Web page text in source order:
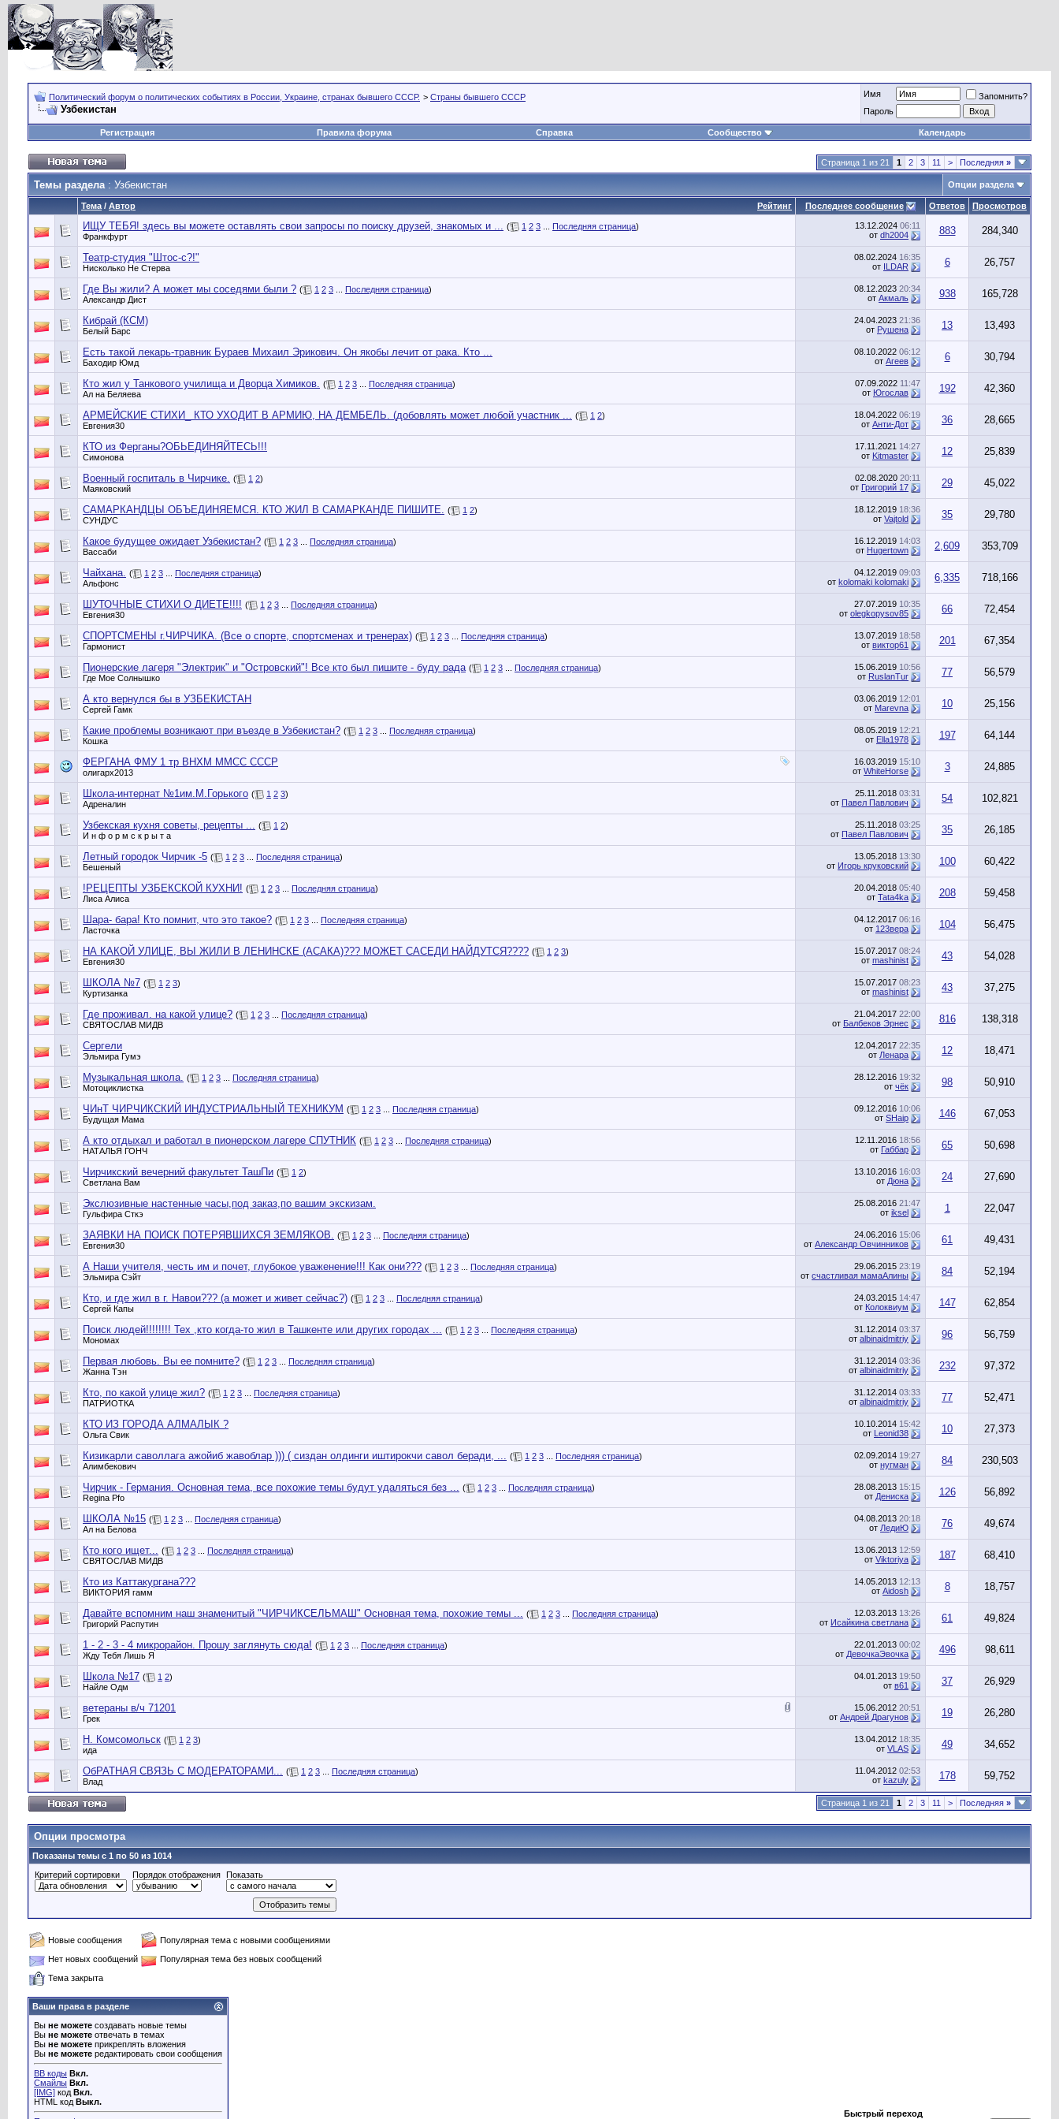
Политический форум о политических событиях в России, Украине, странах бывшего СССР. > Страны бывшего СССР
Узбекистан
Имя
Запомнить?
Пароль
Регистрация Правила форума Справка Сообщество Календарь
Страница 1 из 21 1 2 3 11 > Последняя »
Темы раздела: Узбекистан Опции раздела
Рейтинг
Тема / Автор Последнее сообщение Ответов Просмотров
ИЩУ ТЕБЯ! здесь вы можете оставлять свои запросы по поиску друзей, знакомых и ... ( 1 2 3 Последняя страница)
Франкфурт
13.12.2024 06:11
от dh2004 883 284,340
Театр-студия "Штос-с?!"
Нисколько Не Стерва
08.02.2024 16:35
от ILDAR 6 26,757
Где Вы жили? А может мы соседями были ? ( 1 2 3 Последняя страница)
Александр Дист
08.12.2023 20:34
от Акмаль 938 165,728
Кибрай (КСМ)
Белый Барс
24.04.2023 21:36
от Рушена 13 13,493
Есть такой лекарь-травник Бураев Михаил Эрикович. Он якобы лечит от рака. Кто ...
Баходир Юмд
08.10.2022 06:12
от Агеев 6 30,794
Кто жил у Танкового училища и Дворца Химиков. ( 1 2 3 Последняя страница)
Ал на Беляева
07.09.2022 11:47
от Югослав 192 42,360
АРМЕЙСКИЕ СТИХИ_ КТО УХОДИТ В АРМИЮ, НА ДЕМБЕЛЬ. (добовлять может любой участник ... ( 1 2)
Евгения30
18.04.2022 06:19
от Анти-Дот 36 28,665
КТО из Ферганы?ОБЬЕДИНЯЙТЕСЬ!!!
Симонова
17.11.2021 14:27
от Kitmaster 12 25,839
Военный госпиталь в Чирчике. ( 1 2)
Маяковский
02.08.2020 20:11
от Григорий 17 29 45,022
САМАРКАНДЦЫ ОБЪЕДИНЯЕМСЯ. КТО ЖИЛ В САМАРКАНДЕ ПИШИТЕ. ( 1 2)
СУНДУС
18.12.2019 18:36
от Vajtold 35 29,780
Какое будущее ожидает Узбекистан? ( 1 2 3 Последняя страница)
Вассаби
16.12.2019 14:03
от Hugertown 2,609 353,709
Чайхана. ( 1 2 3 Последняя страница)
Альфонс
04.12.2019 09:03
от kolomaki kolomaki 6,335 718,166
ШУТОЧНЫЕ СТИХИ О ДИЕТЕ!!!! ( 1 2 3 Последняя страница)
Евгения30
27.07.2019 10:35
от olegkopysov85 66 72,454
СПОРТСМЕНЫ г.ЧИРЧИКА. (Все о спорте, спортсменах и тренерах) ( 1 2 3 Последняя страница)
Гармонист
13.07.2019 18:58
от виктор61 201 67,354
Пионерские лагеря "Электрик" и "Островский"! Все кто был пишите - буду рада ( 1 2 3 Последняя страница)
Где Мое Солнышко
15.06.2019 10:56
от RuslanTur 77 56,579
А кто вернулся бы в УЗБЕКИСТАН
Сергей Гамк
03.06.2019 12:01
от Marevna 10 25,156
Какие проблемы возникают при въезде в Узбекистан? ( 1 2 3 Последняя страница)
Кошка
08.05.2019 12:21
от Ella1978 197 64,144
ФЕРГАНА ФМУ 1 тр ВНХМ ММСС СССР
олигарх2013
16.03.2019 15:10
от WhiteHorse 3 24,885
Школа-интернат №1им.М.Горького ( 1 2 3)
Адреналин
25.11.2018 03:31
от Павел Павлович 54 102,821
Узбекская кухня советы, рецепты ... ( 1 2)
И н ф о р м с к р ы т а
25.11.2018 03:25
от Павел Павлович 35 26,185
Летный городок Чирчик -5 ( 1 2 3 Последняя страница)
Бешеный
13.05.2018 13:30
от Игорь круковский 100 60,422
!РЕЦЕПТЫ УЗБЕКСКОЙ КУХНИ! ( 1 2 3 Последняя страница)
Лиса Алиса
20.04.2018 05:40
от Tata4ka 208 59,458
Шара- бара! Кто помнит, что это такое? ( 1 2 3 Последняя страница)
Ласточка
04.12.2017 06:16
от 123вера 104 56,475
НА КАКОЙ УЛИЦЕ, ВЫ ЖИЛИ В ЛЕНИНСКЕ (АСАКА)??? МОЖЕТ САСЕДИ НАЙДУТСЯ???? ( 1 2 3)
Евгения30
15.07.2017 08:24
от mashinist 43 54,028
ШКОЛА №7 ( 1 2 3)
Куртизанка
15.07.2017 08:23
от mashinist 43 37,275
Где проживал. на какой улице? ( 1 2 3 Последняя страница)
СВЯТОСЛАВ МИДВ
21.04.2017 22:00
от Балбеков Эрнес 816 138,318
Сергели
Эльмира Гумэ
12.04.2017 22:35
от Ленара 12 18,471
Музыкальная школа. ( 1 2 3 Последняя страница)
Мотоциклистка
28.12.2016 19:32
от чёк 98 50,910
ЧИнТ ЧИРЧИКСКИЙ ИНДУСТРИАЛЬНЫЙ ТЕХНИКУМ ( 1 2 3 Последняя страница)
Будущая Мама
09.12.2016 10:06
от SHaip 146 67,053
А кто отдыхал и работал в пионерском лагере СПУТНИК ( 1 2 3 Последняя страница)
НАТАЛЬЯ ГОНЧ
12.11.2016 18:56
от Габбар 65 50,698
Чирчикский вечерний факультет ТашПи ( 1 2)
Светлана Вам
13.10.2016 16:03
от Дюна 24 27,690
Экслюзивные настенные часы,под заказ,по вашим экскизам.
Гульфира Сткэ
25.08.2016 21:47
от iksel 1 22,047
ЗАЯВКИ НА ПОИСК ПОТЕРЯВШИХСЯ ЗЕМЛЯКОВ. ( 1 2 3 Последняя страница)
Евгения30
24.06.2016 15:06
от Александр Овчинников 61 49,431
А Наши учителя, честь им и почет, глубокое уваженение!!! Как они??? ( 1 2 3 Последняя страница)
Эльмира Сэйт
29.06.2015 23:19
от счастливая мамаАлины 84 52,194
Кто, и где жил в г. Навои??? (а может и живет сейчас?) ( 1 2 3 Последняя страница)
Сергей Капы
24.03.2015 14:47
от Колоквиум 147 62,854
Поиск людей!!!!!!!! Тех ,кто когда-то жил в Ташкенте или других городах ... ( 1 2 3 Последняя страница)
Мономах
31.12.2014 03:37
от albinaidmitriy 96 56,759
Первая любовь. Вы ее помните? ( 1 2 3 Последняя страница)
Жанна Тэн
31.12.2014 03:36
от albinaidmitriy 232 97,372
Кто, по какой улице жил? ( 1 2 3 Последняя страница)
ПАТРИОТКА
31.12.2014 03:33
от albinaidmitriy 77 52,471
КТО ИЗ ГОРОДА АЛМАЛЫК ?
Ольга Свик
10.10.2014 15:42
от Leonid38 10 27,373
Кизикарли саволлага ажойиб жавоблар ))) ( сиздан олдинги иштирокчи савол беради, ... ( 1 2 3 Последняя страница)
Алимбекович
02.09.2014 19:27
от нугман 84 230,503
Чирчик - Германия. Основная тема, все похожие темы будут удаляться без ... ( 1 2 3 Последняя страница)
Regina Pfo
28.08.2013 15:15
от Дениска 126 56,892
ШКОЛА №15 ( 1 2 3 Последняя страница)
Ал на Белова
04.08.2013 20:18
от ЛедиЮ 76 49,674
Кто кого ищет... ( 1 2 3 Последняя страница)
СВЯТОСЛАВ МИДВ
13.06.2013 12:59
от Viktoriya 187 68,410
Кто из Каттакургана???
ВИКТОРИЯ гамм
14.05.2013 12:13
от Aidosh 8 18,757
Давайте вспомним наш знаменитый "ЧИРЧИКСЕЛЬМАШ" Основная тема, похожие темы ... ( 1 2 3 Последняя страница)
Григорий Распутин
12.03.2013 13:26
от Исайкина светлана 61 49,824
1 - 2 - 3 - 4 микрорайон. Прошу заглянуть сюда! ( 1 2 3 Последняя страница)
Жду Тебя Лишь Я
22.01.2013 00:02
от ДевочкаЭвочка 496 98,611
Школа №17 ( 1 2)
Найле Одм
04.01.2013 19:50
от в61 37 26,929
ветераны в/ч 71201
Грек
15.06.2012 20:51
от Андрей Драгунов 19 26,280
Н. Комсомольск ( 1 2 3)
ида
13.04.2012 18:35
от VLAS 49 34,652
ОбРАТНАЯ СВЯЗЬ С МОДЕРАТОРАМИ... ( 1 2 3 Последняя страница)
Влад
11.04.2012 02:53
от kazuly 178 59,752
Страница 1 из 21 1 2 3 11 > Последняя »
Опции просмотра
Показаны темы с 1 по 50 из 1014
Критерий сортировки
Порядок отображения Показать
Новые сообщения
Популярная тема с новыми сообщениями
Нет новых сообщений
Популярная тема без новых сообщений
Тема закрыта
Ваши права в разделе
Вы не можете создавать новые темы
Вы не можете отвечать в темах
Вы не можете прикреплять вложения
Вы не можете редактировать свои сообщения
BB коды Вкл.
Смайлы Вкл.
[IMG] код Вкл.
HTML код Выкл.
Быстрый переход